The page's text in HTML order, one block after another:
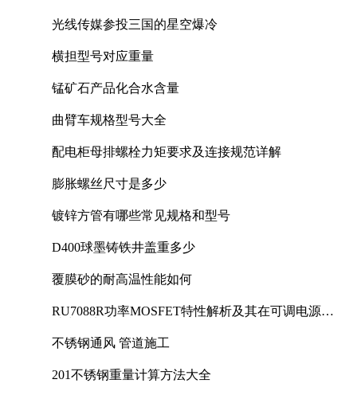
光线传媒参投三国的星空爆冷
横担型号对应重量
锰矿石产品化合水含量
曲臂车规格型号大全
配电柜母排螺栓力矩要求及连接规范详解
膨胀螺丝尺寸是多少
镀锌方管有哪些常见规格和型号
D400球墨铸铁井盖重多少
覆膜砂的耐高温性能如何
RU7088R功率MOSFET特性解析及其在可调电源设
不锈钢通风 管道施工
201不锈钢重量计算方法大全